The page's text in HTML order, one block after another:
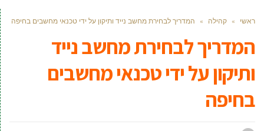
ראשי » קהילה » המדריך לבחירת מחשב נייד ותיקון על ידי טכנאי מחשבים בחיפה
המדריך לבחירת מחשב נייד
ותיקון על ידי טכנאי מחשבים
בחיפה